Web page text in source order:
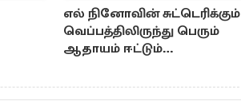
எல் நினோவின் சுட்டெரிக்கும்
வெப்பத்திலிருந்து பெரும்
ஆதாயம் ஈட்டும்